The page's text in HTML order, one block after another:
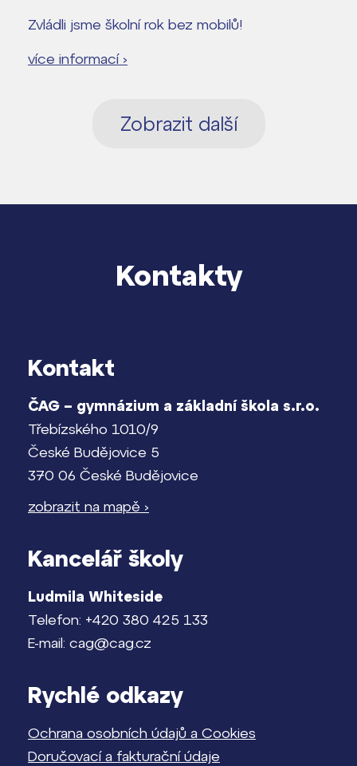
Zvládli jsme školní rok bez mobilů!
více informací ›
Zobrazit další
Kontakty
Kontakt
ČAG – gymnázium a základní škola s.r.o.
Třebízského 1010/9
České Budějovice 5
370 06 České Budějovice
zobrazit na mapě ›
Kancelář školy
Ludmila Whiteside
Telefon: +420 380 425 133
E-mail: cag@cag.cz
Rychlé odkazy
Ochrana osobních údajů a Cookies
Doručovací a fakturační údaje